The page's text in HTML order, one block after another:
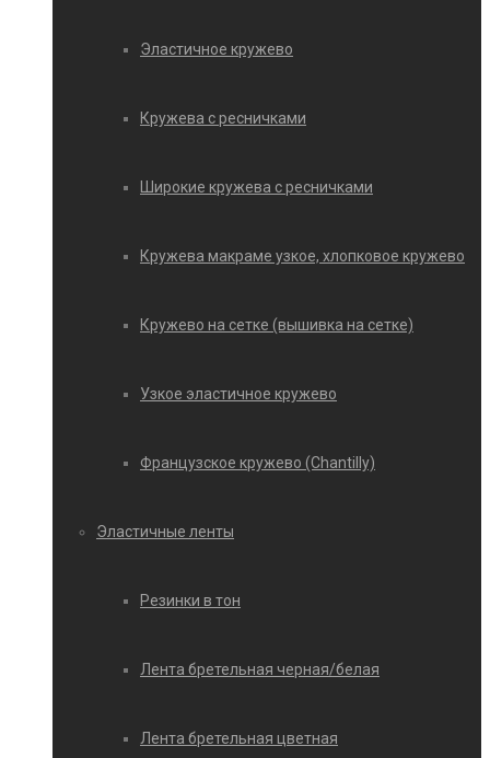
Эластичное кружево
Кружева с ресничками
Широкие кружева с ресничками
Кружева макраме узкое, хлопковое кружево
Кружево на сетке (вышивка на сетке)
Узкое эластичное кружево
Французское кружево (Chantilly)
Эластичные ленты
Резинки в тон
Лента бретельная черная/белая
Лента бретельная цветная